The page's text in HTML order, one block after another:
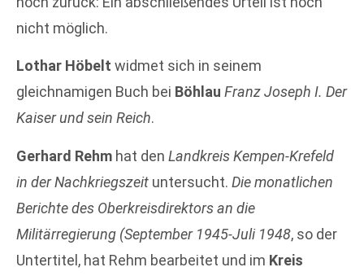
nicht möglich.
Lothar Höbelt widmet sich in seinem
gleichnamigen Buch bei Böhlau Franz Joseph I. Der
Kaiser und sein Reich.
Gerhard Rehm hat den Landkreis Kempen-Krefeld
in der Nachkriegszeit untersucht. Die monatlichen
Berichte des Oberkreisdirektors an die
Militärregierung (September 1945-Juli 1948, so der
Untertitel, hat Rehm bearbeitet und im Kreis